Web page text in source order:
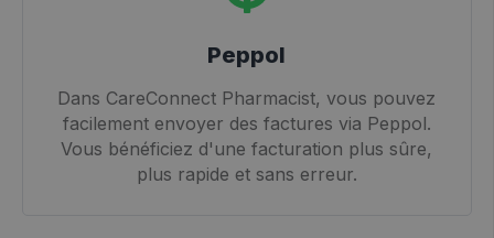
Peppol
Dans CareConnect Pharmacist, vous pouvez
facilement envoyer des factures via Peppol.
Vous bénéficiez d'une facturation plus sûre,
plus rapide et sans erreur.